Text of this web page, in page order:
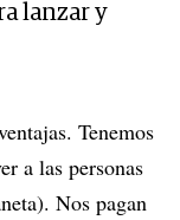
lanzar y
Tenemos
a las personas
Nos pagan